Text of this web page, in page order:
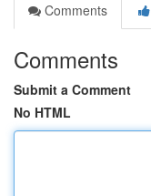
Comments
Comments
Submit a Comment
No HTML